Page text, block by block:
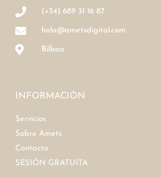
(+34) 689 31 16 87
hola@ametsdigital.com
Bilbao
INFORMACIÓN
Servicios
Sobre Amets
Contacto
SESIÓN GRATUITA